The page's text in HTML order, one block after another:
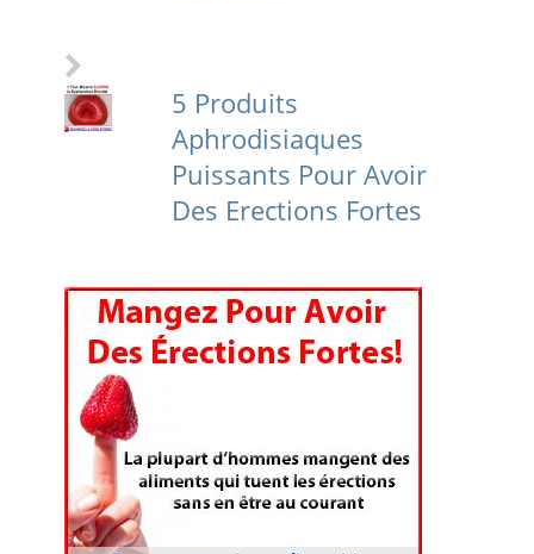
5 Produits
Aphrodisiaques
Puissants Pour Avoir
Des Erections Fortes